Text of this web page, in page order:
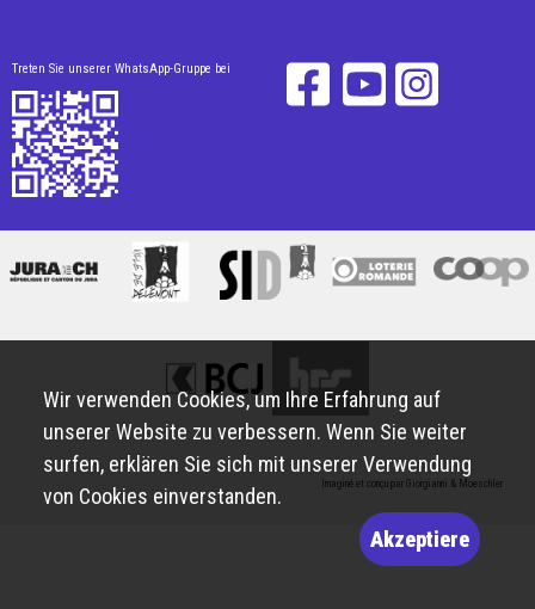
Treten Sie unserer WhatsApp-Gruppe bei
Imaginé et conçu par Giorgianni & Moeschler
Wir verwenden Cookies, um Ihre Erfahrung auf
unserer Website zu verbessern. Wenn Sie weiter
surfen, erklären Sie sich mit unserer Verwendung
von Cookies einverstanden.
Akzeptiere